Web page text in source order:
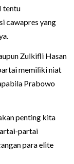
tentu
cawapres yang
Zulkifli Hasan
memiliki niat
Prabowo
penting kita
partai
para elite